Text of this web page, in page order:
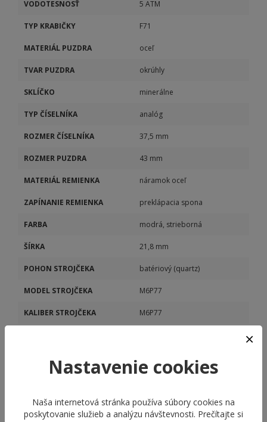
VODOTESNOSŤ 5 ATM
TYP KRABIČKY F71
MATERIÁL PUZDRA oceľ
TVAR PUZDRA okrúhly
SKLÍČKO minerálne
TYP ČÍSELNÍKA analóg
ROZMER ČÍSELNÍKA 37,5 mm
ROZMER PUZDRA 43 mm
MATERIÁL REMIENKA náramok oceľ
ZAPÍNANIE REMIENKA preklápacia spona
FARBA modrá, strieborná
ŠÍRKA 21,8 mm
POHON STROJČEKA batériový (quartz)
MODEL STROJČEKA M6P77
KALIBER STROJČEKA M6P77
Nastavenie cookies
Naša internetová stránka používa súbory cookies na
poskytovanie služieb a analýzu návštevnosti. Prečítajte si